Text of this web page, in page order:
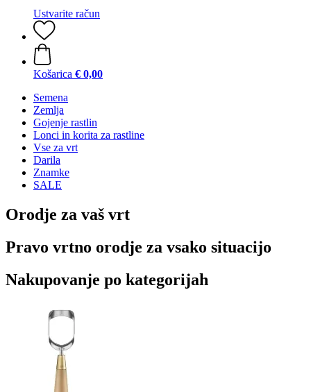
Ustvarite račun
Košarica € 0,00
Semena
Zemlja
Gojenje rastlin
Lonci in korita za rastline
Vse za vrt
Darila
Znamke
SALE
Orodje za vaš vrt
Pravo vrtno orodje za vsako situacijo
Nakupovanje po kategorijah